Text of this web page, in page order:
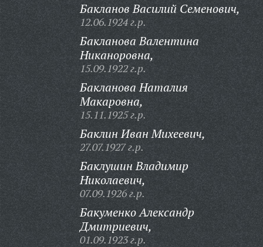
Бакланов Василий Семенович,
12.06.1924 г.р.
Бакланова Валентина
Никаноровна,
15.09.1922 г.р.
Бакланова Наталия
Макаровна,
15.11.1925 г.р.
Баклин Иван Михеевич,
27.07.1927 г.р.
Баклушин Владимир
Николаевич,
07.09.1926 г.р.
Бакуменко Александр
Дмитриевич,
01.09.1923 г.р.